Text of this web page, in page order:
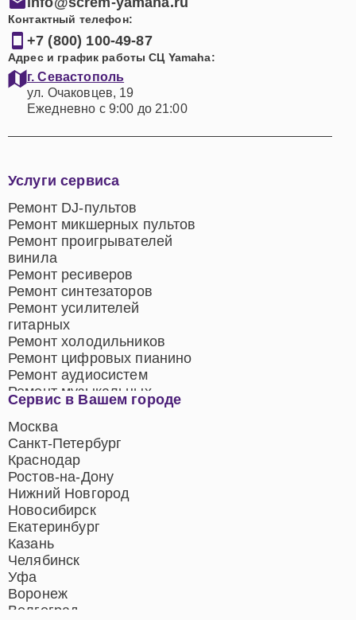
сориентируют Вас по предполагаемым срокам
ремонта. Мы стремимся к минимальному времени
простоя вашего инструмента, ведь понимаем, как
важен каждый день для музыканта.
Контактный телефон:
+7 (800) 100-49-87
Адрес и график работы СЦ Yamaha:
г. Севастополь
ул. Очаковцев, 19
Ежедневно с 9:00 до 21:00
Сервис в Вашем городе
Москва
Санкт-Петербург
Краснодар
Ростов-на-Дону
Нижний Новгород
Новосибирск
Екатеринбург
Казань
Челябинск
Уфа
Воронеж
Волгоград
Услуги сервиса
Ремонт DJ-пультов
Ремонт микшерных пультов
Ремонт проигрывателей
винила
Ремонт ресиверов
Ремонт синтезаторов
Ремонт усилителей
гитарных
Ремонт холодильников
Ремонт цифровых пианино
Ремонт аудиосистем
Ремонт музыкальных
центров
Ремонт домашних
кинотеатров
Ремонт микрофонов
Ремонт акустических
систем